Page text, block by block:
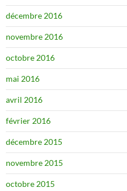
décembre 2016
novembre 2016
octobre 2016
mai 2016
avril 2016
février 2016
décembre 2015
novembre 2015
octobre 2015